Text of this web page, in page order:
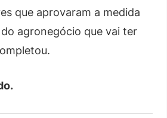
que aprovaram a medida
agronegócio que vai ter